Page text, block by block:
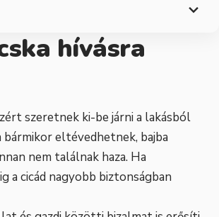
hívásra
szeretnek ki-be járni a lakásból
eltévedhetnek, bajba
nem találnak haza. Ha
a cicád nagyobb biztonságban